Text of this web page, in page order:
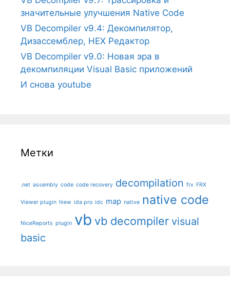
значительные улучшения Native Code
VB Decompiler v9.4: Декомпилятор,
Дизассемблер, HEX Редактор
VB Decompiler v9.0: Новая эра в
декомпиляции Visual Basic приложений
И снова youtube
Метки
.net assembly code code recovery decompilation frx FRX
Viewer plugin hiew ida pro idc map native native code
NiceReports plugin vb vb decompiler visual
basic